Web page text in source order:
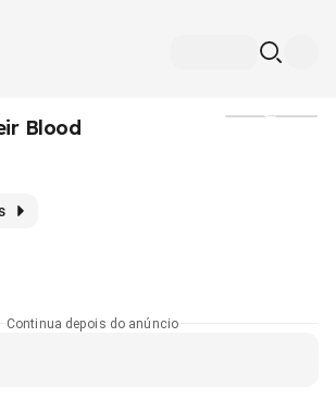
Blood
Continua depois do anúncio